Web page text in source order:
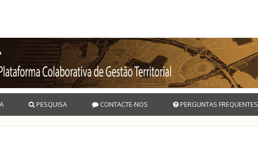
PESQUISA CONTACTE-NOS PERGUNTAS FREQUENTES